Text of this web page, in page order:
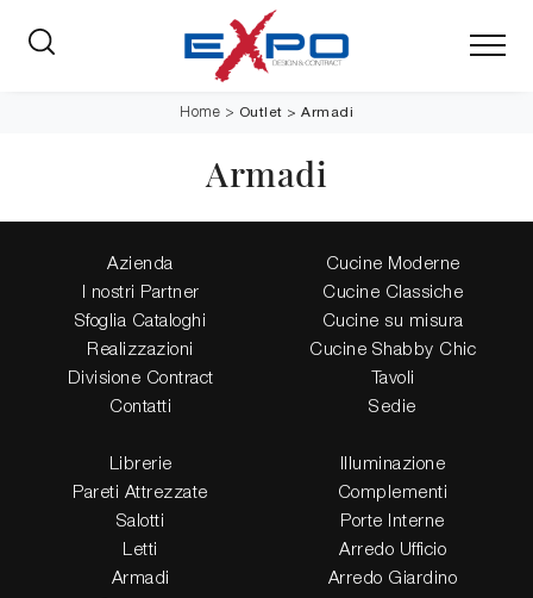
Home > Outlet > Armadi
Armadi
Azienda
I nostri Partner
Sfoglia Cataloghi
Realizzazioni
Divisione Contract
Contatti
Cucine Moderne
Cucine Classiche
Cucine su misura
Cucine Shabby Chic
Tavoli
Sedie
Librerie
Pareti Attrezzate
Salotti
Letti
Armadi
Illuminazione
Complementi
Porte Interne
Arredo Ufficio
Arredo Giardino